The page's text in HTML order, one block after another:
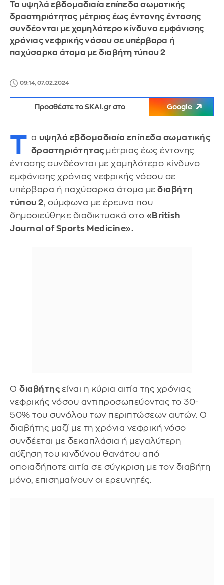
Τα υψηλά εβδομαδιαία επίπεδα σωματικής
δραστηριότητας μέτριας έως έντονης έντασης
συνδέονται με χαμηλότερο κίνδυνο εμφάνισης
χρόνιας νεφρικής νόσου σε υπέρβαρα ή
παχύσαρκα άτομα με διαβήτη τύπου 2
09:14, 07.02.2024
Προσθέστε το SKAI.gr στο Google
Τ α υψηλά εβδομαδιαία επίπεδα σωματικής
δραστηριότητας μέτριας έως έντονης
έντασης συνδέονται με χαμηλότερο κίνδυνο
εμφάνισης χρόνιας νεφρικής νόσου σε
υπέρβαρα ή παχύσαρκα άτομα με διαβήτη
τύπου 2, σύμφωνα με έρευνα που
δημοσιεύθηκε διαδικτυακά στο «British
Journal of Sports Medicine».
Ο διαβήτης είναι η κύρια αιτία της χρόνιας
νεφρικής νόσου αντιπροσωπεύοντας το 30-
50% του συνόλου των περιπτώσεων αυτών. Ο
διαβήτης μαζί με τη χρόνια νεφρική νόσο
συνδέεται με δεκαπλάσια ή μεγαλύτερη
αύξηση του κινδύνου θανάτου από
οποιαδήποτε αιτία σε σύγκριση με τον διαβήτη
μόνο, επισημαίνουν οι ερευνητές.